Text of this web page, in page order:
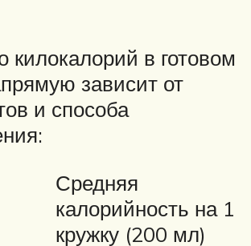
килокалорий в готовом
зависит от
и способа
Средняя
калорийность на 1
кружку (200 мл)